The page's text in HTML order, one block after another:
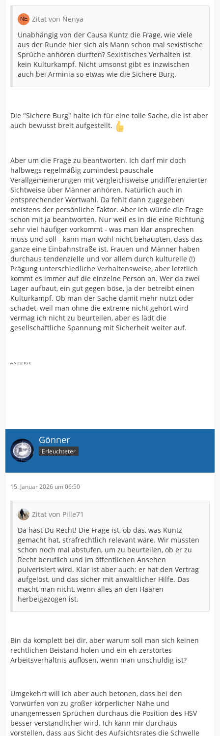
Zitat von Nenya
Unabhängig von der Causa Kuntz die Frage, wie viele
aus der Runde hier sich als Mann schon mal sexistische
Sprüche anhören durften? Sexistisches Verhalten ist
kein Kulturkampf. Nicht umsonst gibt es inzwischen
auch bei Arminia so etwas wie die Sichere Burg.
Die "Sichere Burg" halte ich für eine tolle Sache, die ist aber
auch bewusst breit aufgestellt.
Aber um die Frage zu beantworten. Ich darf mir doch
halbwegs regelmäßig zumindest pauschale
Verallgemeinerungen mit vergleichsweise undifferenzierter
Sichtweise über Männer anhören. Natürlich auch in
entsprechender Wortwahl. Da fehlt dann zugegeben
meistens der persönliche Faktor. Aber ich würde die Frage
schon mit ja beantworten. Nur weil es in die eine Richtung
sehr viel häufiger vorkommt - was man klar ansprechen
muss und soll - kann man wohl nicht behaupten, dass das
ganze eine Einbahnstraße ist. Frauen und Männer haben
durchaus tendenzielle und vor allem durch kulturelle (!)
Prägung unterschiedliche Verhaltensweise, aber letztlich
kommt es immer auf die einzelne Person an. Wer da zwei
Lager aufbaut, ein gut gegen böse, ja der betreibt einen
Kulturkampf. Ob man der Sache damit mehr nutzt oder
schadet, weil man ohne die extreme nicht gehört wird
vermag ich nicht zu beurteilen, aber es lädt die
gesellschaftliche Spannung mit Sicherheit weiter auf.
Gönner
Erleuchteter
15. Januar 2026 um 06:50
Zitat von Pille71
Da hast Du Recht! Die Frage ist, ob das, was Kuntz
gemacht hat, strafrechtlich relevant wäre. Wir müssten
schon noch mal abstufen, um zu beurteilen, ob er zu
Recht beruflich und im öffentlichen Ansehen
pulverisiert wird. Klar ist aber auch: er hat den Vertrag
aufgelöst, und das sicher mit anwaltlicher Hilfe. Das
macht man nicht, wenn alles an den Haaren
herbeigezogen ist.
Bin da komplett bei dir, aber warum soll man sich keinen
rechtlichen Beistand holen und ein eh zerstörtes
Arbeitsverhältnis auflösen, wenn man unschuldig ist?
Umgekehrt will ich aber auch betonen, dass bei den
Vorwürfen von zu großer körperlicher Nähe und
unangemessen Sprüchen durchaus die Position des HSV
besser verständlicher wird. Ich kann mir durchaus
vorstellen, dass aus Sicht des Aufsichtsrates die Schwelle